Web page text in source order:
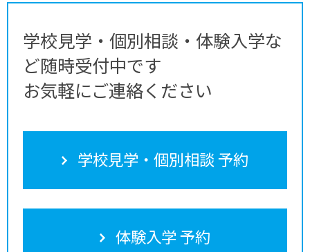
学校見学・個別相談・体験入学な
ど随時受付中です
お気軽にご連絡ください
学校見学・個別相談 予約
体験入学 予約